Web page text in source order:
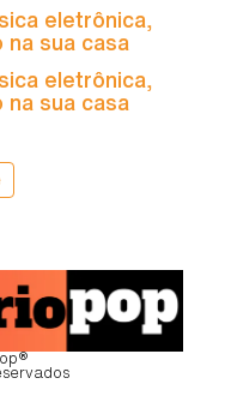
eletrônica,
sua casa
eletrônica,
sua casa